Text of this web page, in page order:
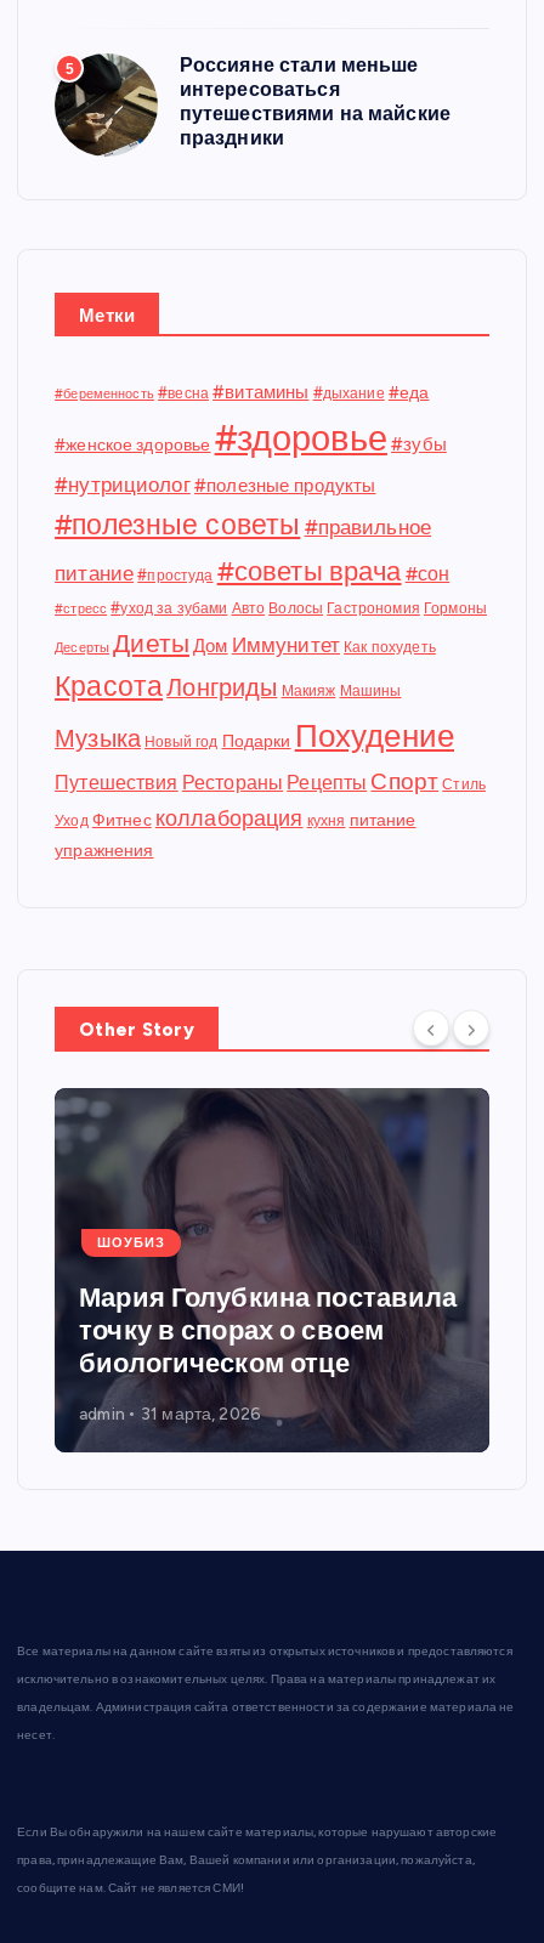
5
Россияне стали меньше
интересоваться
путешествиями на майские
праздники
Метки
#беременность #весна #витамины #дыхание #еда
#женское здоровье #здоровье #зубы
#нутрициолог#полезные продукты
#полезные советы #правильное
питание #простуда #советы врача#сон
#стресс #уход за зубами Авто Волосы Гастрономия Гормоны
Десерты Диеты Дом Иммунитет Как похудеть
КрасотаЛонгриды Макияж Машины
Музыка Новый год Подарки Похудение
Путешествия Рестораны Рецепты Спорт Стиль
Уход Фитнес коллаборация кухня питание
упражнения
Other Story
ШОУБИЗ
Мария Голубкина поставила
точку в спорах о своем
биологическом отце
admin 31 марта, 2026
Все материалы на данном сайте взяты из открытых источников и предоставляются
исключительно в ознакомительных целях. Права на материалы принадлежат их
владельцам. Администрация сайта ответственности за содержание материала не
несет.
Если Вы обнаружили на нашем сайте материалы, которые нарушают авторские
права, принадлежащие Вам, Вашей компании или организации, пожалуйста,
сообщите нам. Сайт не является СМИ!